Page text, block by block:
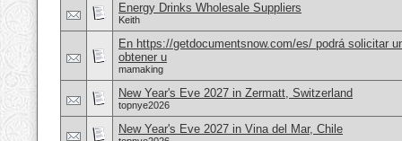
Energy Drinks Wholesale Suppliers
Keith
En https://getdocumentsnow.com/es/ podrá solicitar
obtener u
mamaking
New Year's Eve 2027 in Zermatt, Switzerland
topnye2026
New Year's Eve 2027 in Vina del Mar, Chile